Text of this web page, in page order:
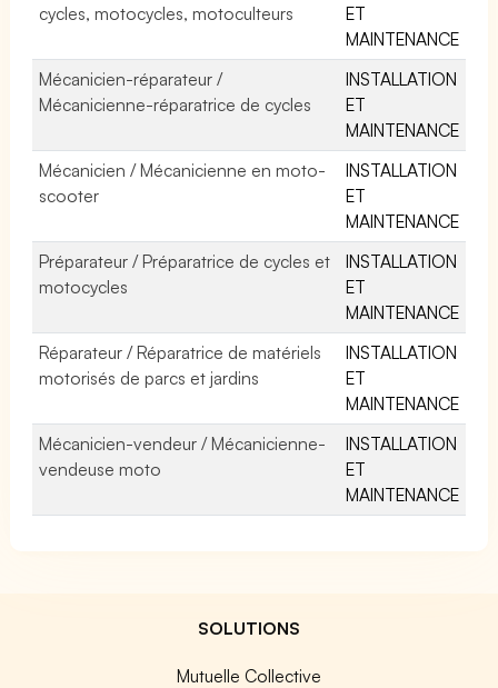
cycles, motocycles, motoculteurs
ET
MAINTENANCE
Mécanicien-réparateur /
Mécanicienne-réparatrice de cycles
INSTALLATION
ET
MAINTENANCE
Mécanicien / Mécanicienne en moto-
scooter
INSTALLATION
ET
MAINTENANCE
Préparateur / Préparatrice de cycles et
motocycles
INSTALLATION
ET
MAINTENANCE
Réparateur / Réparatrice de matériels
motorisés de parcs et jardins
INSTALLATION
ET
MAINTENANCE
Mécanicien-vendeur / Mécanicienne-
vendeuse moto
INSTALLATION
ET
MAINTENANCE
SOLUTIONS
Mutuelle Collective